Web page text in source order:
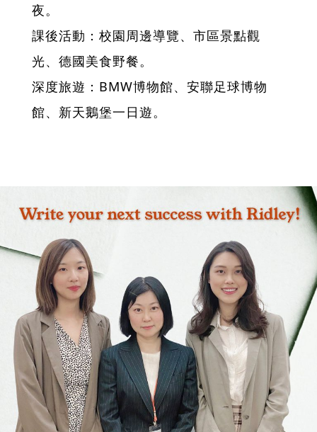
夜。
課後活動：校園周邊導覽、市區景點觀
光、德國美食野餐。
深度旅遊：BMW博物館、安聯足球博物
館、新天鵝堡一日遊。